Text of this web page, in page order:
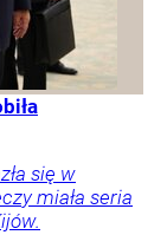
się w
miała seria